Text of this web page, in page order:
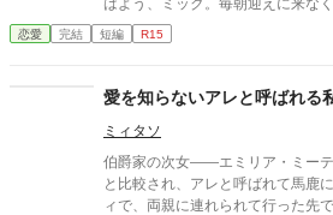
はよう、ミック。毎朝迎えに来な
に」 「駄目だよ。もし学園に向かう途中できみに何かあったら、
ぼくは悔やんでも悔やみきれない
れは、愛おしそうに。その様子に
に穏やかに笑う。 ──対して。 傍に控える使用人たちに、笑
顔はなかった。
恋愛 完結 短編 R15
愛を知らないアレと呼ばれ
ミィタソ
伯爵家の次女——エミリア・ミー
と比較され、アレと呼ばれて馬鹿
ィで、両親に連れられて行った先